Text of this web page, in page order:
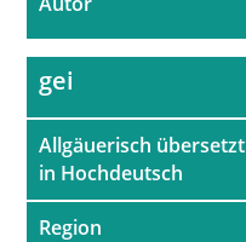
Allgäuerisch übersetzt
in Hochdeutsch
Region
gei